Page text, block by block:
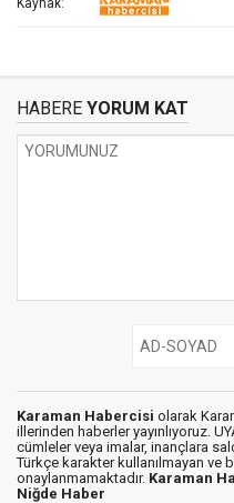
Kaynak:
HABERE YORUM KAT
Karaman Habercisi olarak
illerinden haberler yayınlıyoruz.
cümleler veya imalar, inançlara
Türkçe karakter kullanılmayan ve
onaylanmamaktadır. Karaman
Niğde Haber